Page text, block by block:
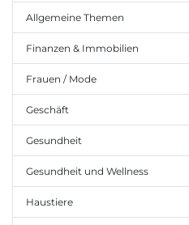
Allgemeine Themen
Finanzen & Immobilien
Frauen / Mode
Geschäft
Gesundheit
Gesundheit und Wellness
Haustiere